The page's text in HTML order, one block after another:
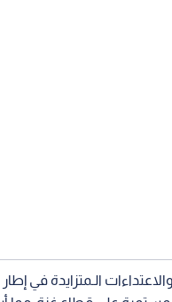
الـمتزايدة في